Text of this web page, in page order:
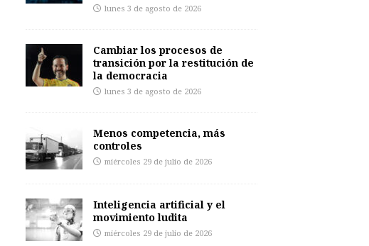
lunes 3 de agosto de 2026
Cambiar los procesos de
transición por la restitución de
la democracia
lunes 3 de agosto de 2026
Menos competencia, más
controles
miércoles 29 de julio de 2026
Inteligencia artificial y el
movimiento ludita
miércoles 29 de julio de 2026